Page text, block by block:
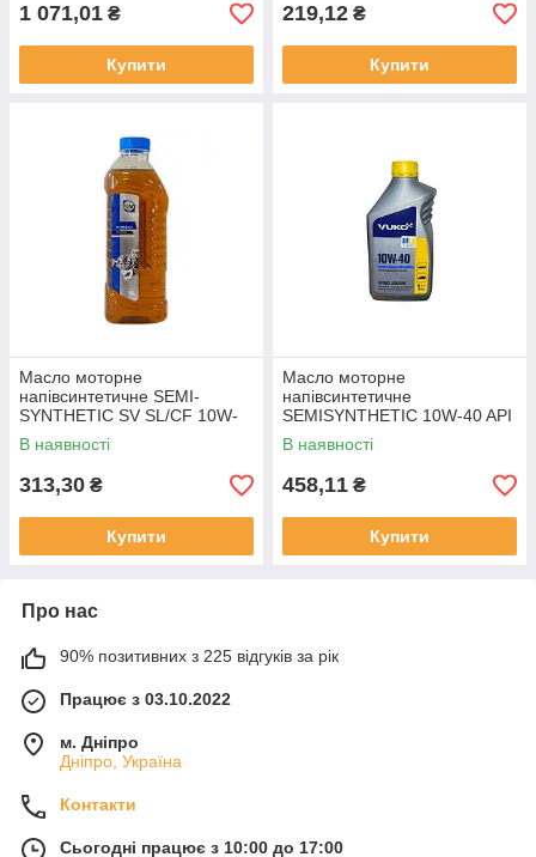
1 071,01 ₴
Купити
219,12 ₴
Купити
Масло моторне
напівсинтетичне SEMI-
SYNTHETIC SV SL/CF 10W-
40 1л ТМ SV Oil
В наявності
313,30 ₴
Купити
Масло моторне
напівсинтетичне
SEMISYNTHETIC 10W-40 API
SN/CF 1л ТМ Yuko
В наявності
458,11 ₴
Купити
Про нас
90% позитивних з 225 відгуків за рік
Працює з 03.10.2022
м. Дніпро
Дніпро, Україна
Контакти
Сьогодні працює з 10:00 до 17:00